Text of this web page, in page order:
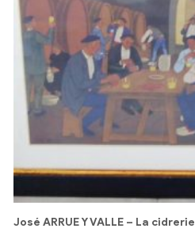
José ARRUE Y VALLE – La cidrerie